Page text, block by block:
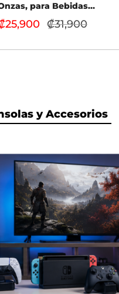
para Bebidas
Calientes
25,900 ₡31,900
actual
y Accesorios